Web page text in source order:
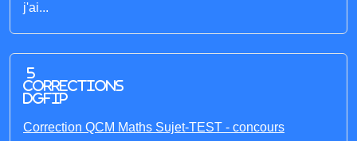
j'ai...
5
corrections
DGFIP
Correction QCM Maths Sujet-TEST - concours